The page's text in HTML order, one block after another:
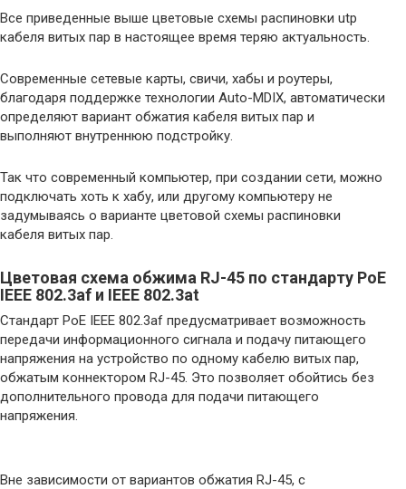
Все приведенные выше цветовые схемы распиновки utp
кабеля витых пар в настоящее время теряю актуальность.
Современные сетевые карты, свичи, хабы и роутеры,
благодаря поддержке технологии Auto-MDIX, автоматически
определяют вариант обжатия кабеля витых пар и
выполняют внутреннюю подстройку.
Так что современный компьютер, при создании сети, можно
подключать хоть к хабу, или другому компьютеру не
задумываясь о варианте цветовой схемы распиновки
кабеля витых пар.
Цветовая схема обжима RJ-45 по стандарту PoE
IEEE 802.3af и IEEE 802.3at
Стандарт PoE IEEE 802.3af предусматривает возможность
передачи информационного сигнала и подачу питающего
напряжения на устройство по одному кабелю витых пар,
обжатым коннектором RJ-45. Это позволяет обойтись без
дополнительного провода для подачи питающего
напряжения.
Вне зависимости от вариантов обжатия RJ-45, с